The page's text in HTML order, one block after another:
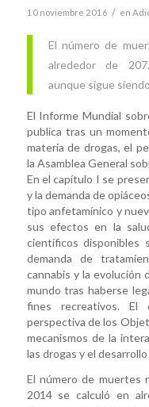
10 noviembre 2016 / en
El número de
alrededor de
aunque sigue
El Informe Mundial
publica tras un
materia de drogas, el
la Asamblea General
En el capítulo I se
y la demanda de
tipo anfetamínico y
sus efectos en la
científicos disponibles
demanda de
cannabis y la evolución
mundo tras haberse
fines recreativos.
perspectiva de los
mecanismos de la
las drogas y el
El número de muertes
2014 se calculó en